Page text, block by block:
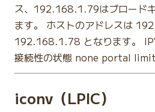
ス、192.168.1.79はブロード
ます。 ホストのアドレスは
192.168.1.78 となります。
接続性の状態 none portal
iconv（LPIC）